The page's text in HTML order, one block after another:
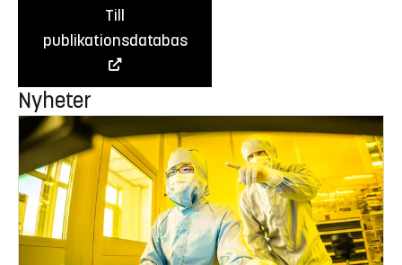
Till
publikationsdatabas
Nyheter